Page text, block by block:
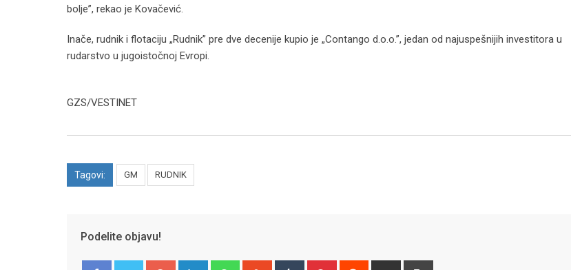
bolje”, rekao je Kovačević.
Inače, rudnik i flotaciju „Rudnik” pre dve decenije kupio je „Contango d.o.o.”, jedan od najuspešnijih investitora u
rudarstvo u jugoistočnoj Evropi.
GZS/VESTINET
Tagovi: GM RUDNIK
Podelite objavu!